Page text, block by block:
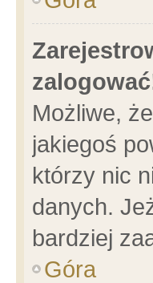
Możliwe,
jakiegoś
którzy nic
danych.
bardziej
Góra